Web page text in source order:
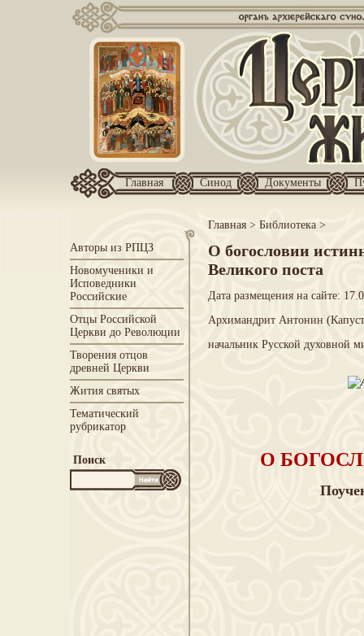
Главная Синод Документы
Главная> Библиотека >
Авторы из РПЦЗ
Новомученики и
Исповедники
Российские
Отцы Российской
Церкви до Революции
Творения отцов
древней Церкви
Жития святых
Тематический
рубрикатор
Поиск
О богословии
Великого поста
Дата размещения на сайте:
Архимандрит Антонин
начальник Русской духовной
О